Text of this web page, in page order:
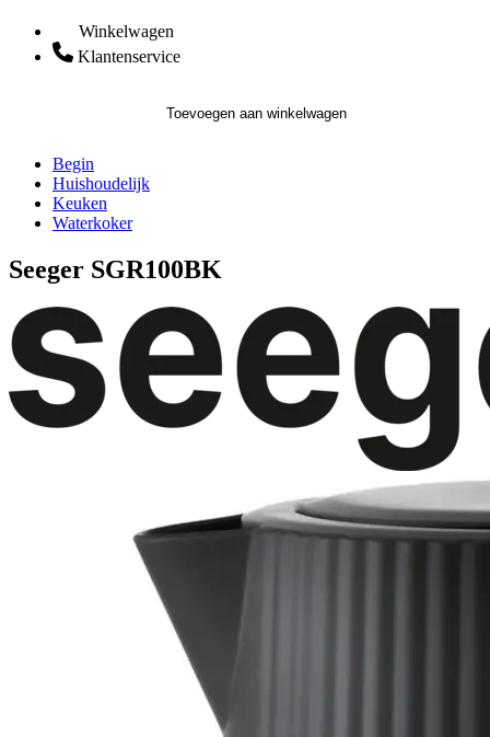
Winkelwagen
Klantenservice
Toevoegen aan winkelwagen
Begin
Huishoudelijk
Keuken
Waterkoker
Seeger SGR100BK